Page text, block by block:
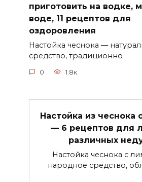
приготовить на водке,
воде, 11 рецептов для
оздоровления
Настойка чеснока —
средство, традиционно
0 1.8к.
Настойка из чеснока
— 6 рецептов для
различных
Настойка чеснока с
народное средство,